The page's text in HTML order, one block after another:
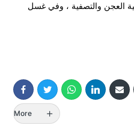
العجن والتصفية ، وفي غسل
More